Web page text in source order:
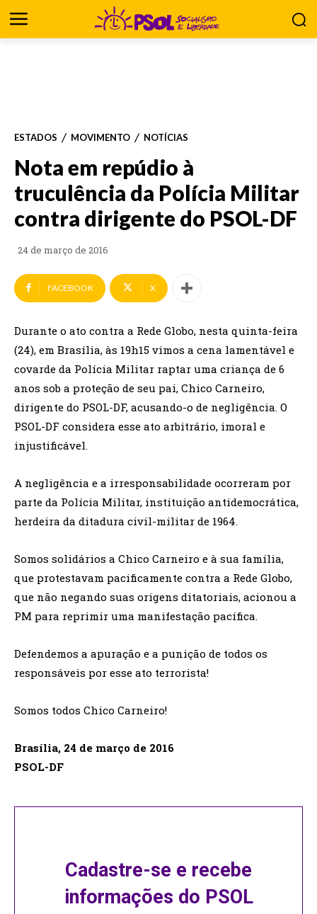
ESTADOS MOVIMENTO NOTÍCIAS
Nota em repúdio à
truculência da Polícia Militar
contra dirigente do PSOL-DF
24 de março de 2016
FACEBOOK X
Durante o ato contra a Rede Globo, nesta quinta-feira
(24), em Brasília, às 19h15 vimos a cena lamentável e
covarde da Polícia Militar raptar uma criança de 6
anos sob a proteção de seu pai, Chico Carneiro,
dirigente do PSOL-DF, acusando-o de negligência. O
PSOL-DF considera esse ato arbitrário, imoral e
injustificável.
A negligência e a irresponsabilidade ocorreram por
parte da Polícia Militar, instituição antidemocrática,
herdeira da ditadura civil-militar de 1964.
Somos solidários a Chico Carneiro e à sua família,
que protestavam pacificamente contra a Rede Globo,
que não negando suas origens ditatoriais, acionou a
PM para reprimir uma manifestação pacífica.
Defendemos a apuração e a punição de todos os
responsáveis por esse ato terrorista!
Somos todos Chico Carneiro!
Brasília, 24 de março de 2016
PSOL-DF
Cadastre-se e recebe
informações do PSOL